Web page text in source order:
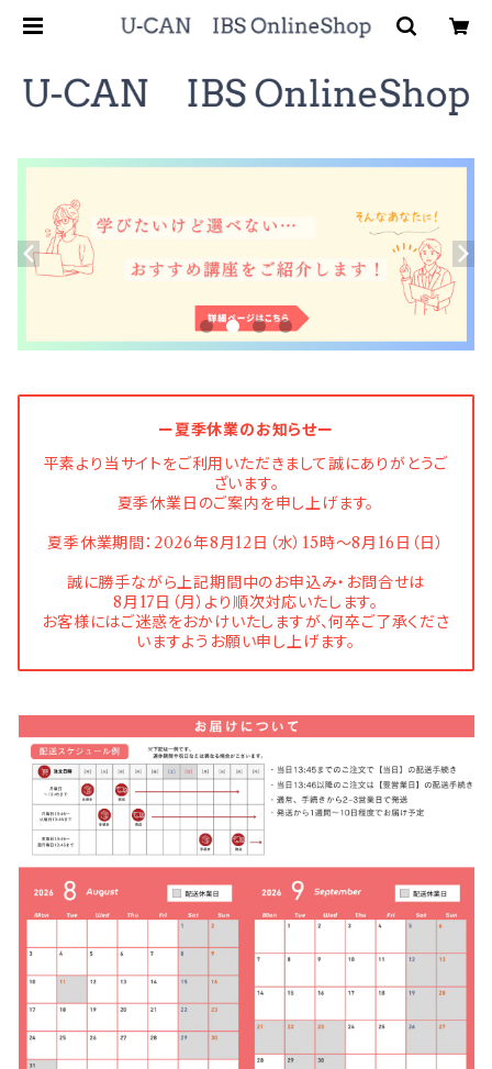
ー夏季休業のお知らせー
平素より当サイトをご利用いただきまして誠にありがとうご
ざいます。
夏季休業日のご案内を申し上げます。
夏季休業期間：2026年8月12日（水）15時〜8月16日（日）
誠に勝手ながら上記期間中のお申込み・お問合せは
8月17日（月）より順次対応いたします。
お客様にはご迷惑をおかけいたしますが、何卒ご了承くださ
いますようお願い申し上げます。